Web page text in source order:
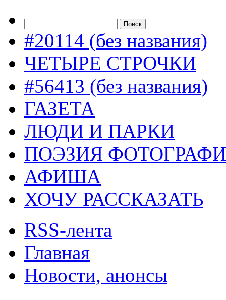
#20114 (без названия)
ЧЕТЫРЕ СТРОЧКИ
#56413 (без названия)
ГАЗЕТА
ЛЮДИ И ПАРКИ
ПОЭЗИЯ
АФИША
ХОЧУ РАССКАЗАТЬ
RSS-лента
Главная
Новости, анонсы